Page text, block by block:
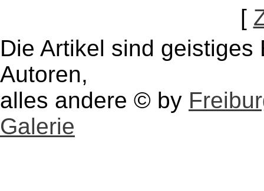
[
Die Artikel sind
Autoren,
alles andere © by
Galerie